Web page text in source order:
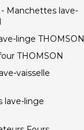
Manchettes lave-
linge THOMSON
THOMSON
vaisselle
lave-linge